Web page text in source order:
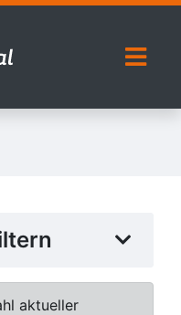
aktueller